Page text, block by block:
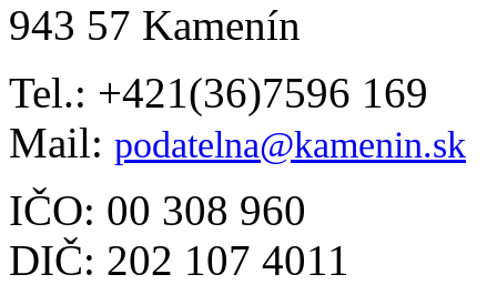
943 57 Kamenín
Tel.: +421(36)7596 169
Mail: podatelna@kamenin.sk
IČO: 00 308 960
DIČ: 202 107 4011